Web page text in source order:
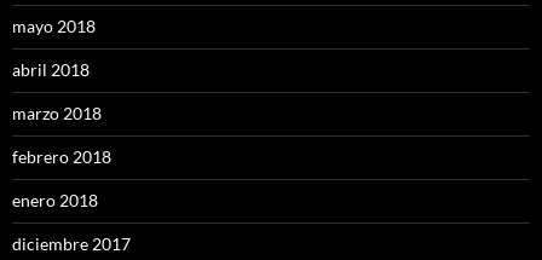
mayo 2018
abril 2018
marzo 2018
febrero 2018
enero 2018
diciembre 2017